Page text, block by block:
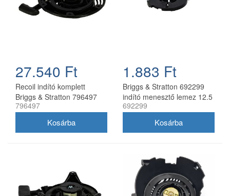
27.540 Ft
Recoil indító komplett
Briggs & Stratton 796497
750 OHV motorokhoz
796497
1.883 Ft
Briggs & Stratton 692299
indító menesztő lemez 12.5
HP motorhoz
692299